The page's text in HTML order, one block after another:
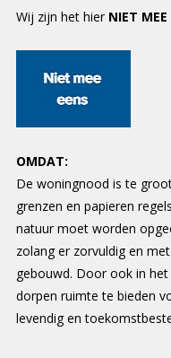
Wij zijn het hier NIET MEE
OMDAT:
De woningnood is te
grenzen en papieren
natuur moet worden
zolang er zorvuldig en
gebouwd. Door ook in
dorpen ruimte te bieden
levendig en